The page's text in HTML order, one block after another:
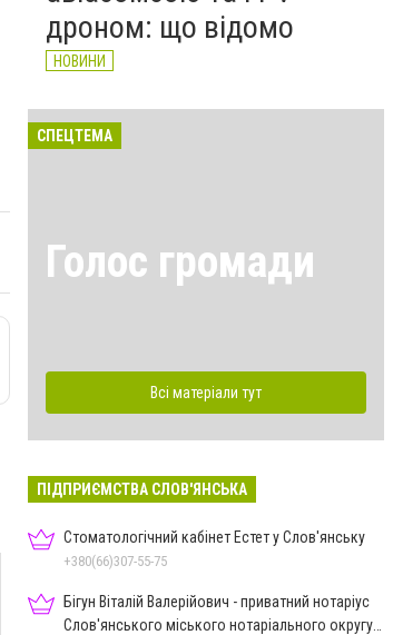
дроном: що відомо
НОВИНИ
СПЕЦТЕМА
Голос громади
Всі матеріали тут
ПІДПРИЄМСТВА СЛОВ'ЯНСЬКА
Стоматологічний кабінет Естет у Слов'янську
+380(66)307-55-75
Бігун Віталій Валерійович - приватний нотаріус
Слов'янського міського нотаріального округу